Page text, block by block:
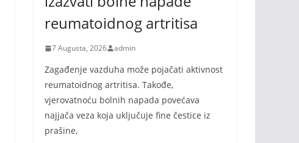
reumatoidnog artritisa
7 Augusta, 2026 admin
Zagađenje vazduha može pojačati aktivnost
reumatoidnog artritisa. Takođe,
vjerovatnoću bolnih napada povećava
najjača veza koja uključuje fine čestice iz
prašine,